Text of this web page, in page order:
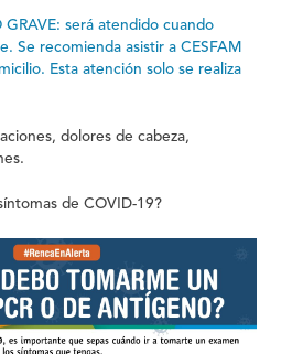
GRAVE: será atendido cuando
. Se recomienda asistir a CESFAM
Esta atención solo se realiza
dolores de cabeza,
de COVID-19?